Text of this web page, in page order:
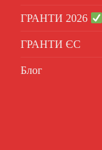
ГРАНТИ 2026
ГРАНТИ ЄС
Блог